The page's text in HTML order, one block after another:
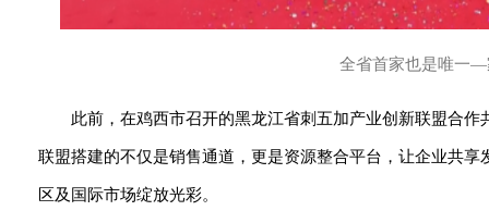
全省首家也是唯一—
此前，在鸡西市召开的黑龙江省刺五加产业创新联盟合
联盟搭建的不仅是销售通道，更是资源整合平台，让企业共
区及国际市场绽放光彩。